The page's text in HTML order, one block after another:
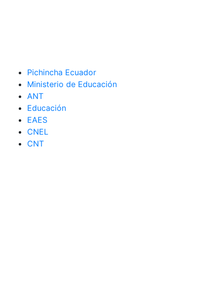
Pichincha Ecuador
Ministerio de Educación
ANT
Educación
EAES
CNEL
CNT